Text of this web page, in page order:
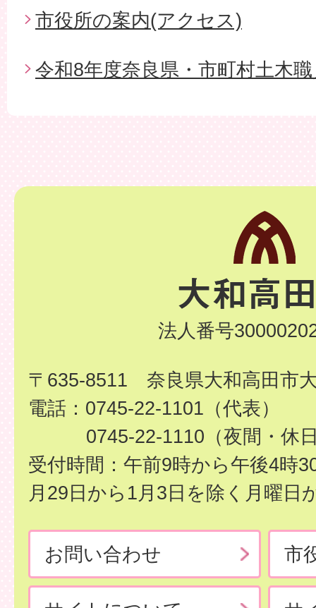
市役所の案内(アクセス)
令和8年度奈良県・市町村土木
法人番号
〒635-8511 奈良県大和高田市
電話：0745-22-1101（代表）
0745-22-1110（夜間・休
受付時間：午前9時から午後4時
月29日から1月3日を除く月曜日
お問い合わせ 市